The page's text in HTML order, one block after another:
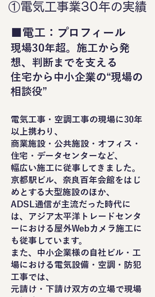
①電気工事業30年の実績
■電工：プロフィール
現場30年超。施工から発
想、判断までを支える
住宅から中小企業の“現場の
相談役”
電気工事・空調工事の現場に30年
以上携わり、
商業施設・公共施設・オフィス・
住宅・データセンターなど、
幅広い施工に従事してきました。
京都駅ビル、奈良百年会館をはじ
めとする大型施設のほか、
ADSL通信が主流だった時代に
は、アジア太平洋トレードセンタ
ーにおける屋外Webカメラ施工に
も従事しています。
また、中小企業様の自社ビル・工
場における電気設備・空調・防犯
工事では、
元請け・下請け双方の立場で現場